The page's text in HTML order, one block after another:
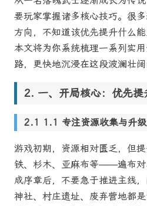
要玩家掌握诸多核心技巧。很
方向，不知道该优先提升什么
本文将为你系统梳理一系列实
路，更快地沉浸在这段波澜壮阔
一、开局核心：优先提
1.1 专注资源收集与升级
游戏初期，资源相对匮乏，但
铁、杉木、亚麻布等——遍布对
成序章后，不要急于推进主线
神社、村庄遗址、废弃营地都